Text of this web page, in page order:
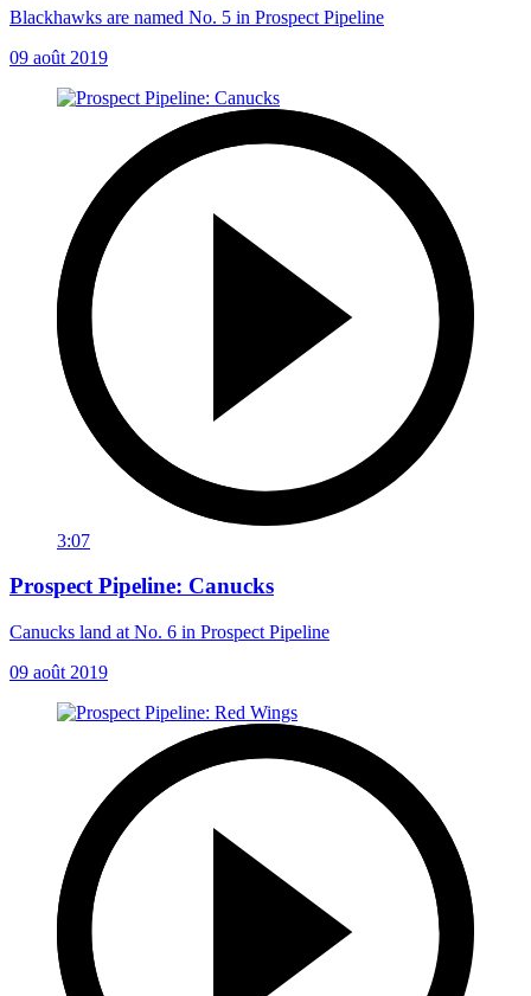
Blackhawks are named No. 5 in Prospect Pipeline
09 août 2019
3:07
Prospect Pipeline: Canucks
Canucks land at No. 6 in Prospect Pipeline
09 août 2019